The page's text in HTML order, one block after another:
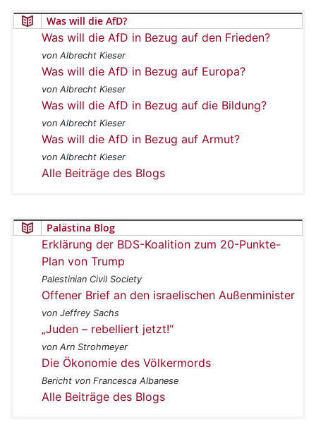
Was will die AfD?
Was will die AfD in Bezug auf den Frieden?
von Albrecht Kieser
Was will die AfD in Bezug auf Europa?
von Albrecht Kieser
Was will die AfD in Bezug auf die Bildung?
von Albrecht Kieser
Was will die AfD in Bezug auf Armut?
von Albrecht Kieser
Alle Beiträge des Blogs
Palästina Blog
Erklärung der BDS-Koalition zum 20-Punkte-
Plan von Trump
Palestinian Civil Society
Offener Brief an den israelischen Außenminister
von Jeffrey Sachs
„Juden – rebelliert jetzt!“
von Arn Strohmeyer
Die Ökonomie des Völkermords
Bericht von Francesca Albanese
Alle Beiträge des Blogs